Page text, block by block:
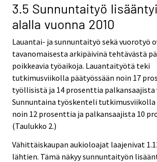
3.5 Sunnuntaityö
alalla vuonna 2010
Lauantai- ja sunnuntaityö sekä vuorotyö
tavanomaisesta arkipäivinä tehtävästä
poikkeavia työaikoja. Lauantaityötä teki
tutkimusviikolla päätyössään noin 17
työllisistä ja 14 prosenttia palkansaajista
Sunnuntaina työskenteli
noin 12 prosenttia ja palkansaajista 10
(Taulukko 2.)
Vähittäiskaupan aukioloajat laajenivat
lähtien. Tämä näkyy sunnuntaityön